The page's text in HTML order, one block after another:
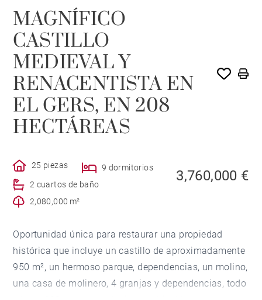
MAGNÍFICO
CASTILLO
MEDIEVAL Y
RENACENTISTA EN
EL GERS, EN 208
HECTÁREAS
25 piezas
9 dormitorios
2 cuartos de baño
2,080,000 m²
3,760,000 €
Oportunidad única para restaurar una propiedad
histórica que incluye un castillo de aproximadamente
950 m², un hermoso parque, dependencias, un molino,
una casa de molinero, 4 granjas y dependencias, todo